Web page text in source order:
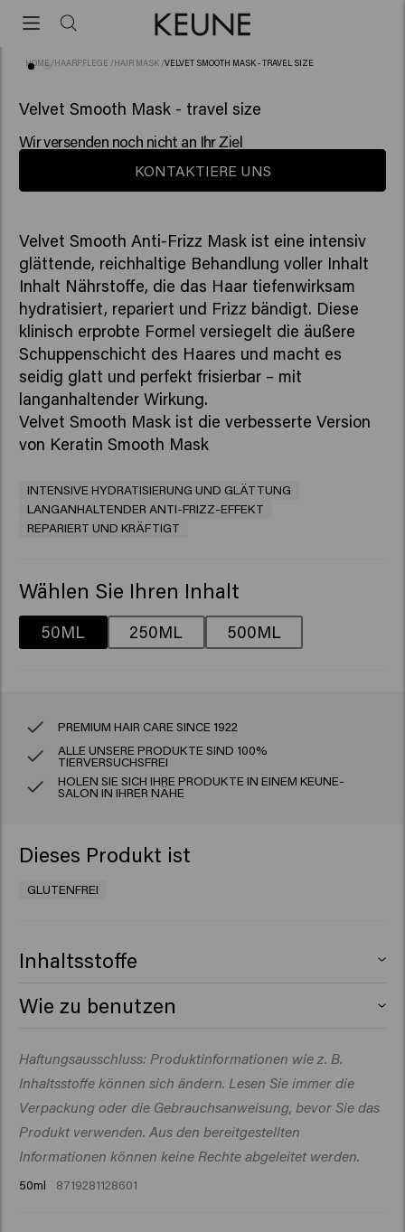
HOME /HAARPFLEGE /HAIR MASK /VELVET SMOOTH MASK - TRAVEL SIZE
Velvet Smooth Mask - travel size
Wir versenden noch nicht an Ihr Ziel
KONTAKTIERE UNS
Velvet Smooth Anti-Frizz Mask ist eine intensiv
glättende, reichhaltige Behandlung voller Inhalt
Inhalt Nährstoffe, die das Haar tiefenwirksam
hydratisiert, repariert und Frizz bändigt. Diese
klinisch erprobte Formel versiegelt die äußere
Schuppenschicht des Haares und macht es
seidig glatt und perfekt frisierbar – mit
langanhaltender Wirkung.
Velvet Smooth Mask ist die verbesserte Version
von Keratin Smooth Mask
INTENSIVE HYDRATISIERUNG UND GLÄTTUNG
LANGANHALTENDER ANTI-FRIZZ-EFFEKT
REPARIERT UND KRÄFTIGT
Wählen Sie Ihren Inhalt
50ML 250ML 500ML
PREMIUM HAIR CARE SINCE 1922
ALLE UNSERE PRODUKTE SIND 100%
TIERVERSUCHSFREI
HOLEN SIE SICH IHRE PRODUKTE IN EINEM KEUNE-
SALON IN IHRER NÄHE
Dieses Produkt ist
GLUTENFREI
Inhaltsstoffe
Behentrimonium Chloride, Octyldodecanol,
Parfum (Fragrance), Dipropylene Glycol, Hydrolyzed
Rice Protein, Isopropyl Alcohol, Sodium Benzoate, C10-
40 Isoalkylamidopropylethyldimonium Ethosulfate,
Hydrolyzed Vegetable Protein, Hydrolyzed Vegetable
Protein PG-Propyl Silanetriol, Lactic Acid, Dimethiconol,
Caprate, Phenoxyethanol, Spathodea Campanulata
Wie zu benutzen
einmassieren und 3–5 Minuten einwirken lassen.
Eventuell ein warmes Handtuch um den Kopf wickeln.
Gründlich ausspülen und mit dem Handtuch trocknen.
Haftungsausschluss: Produktinformationen wie z. B.
Inhaltsstoffe können sich ändern. Lesen Sie immer die
Verpackung oder die Gebrauchsanweisung, bevor Sie das
Produkt verwenden. Aus den bereitgestellten
Informationen können keine Rechte abgeleitet werden.
50ml 8719281128601